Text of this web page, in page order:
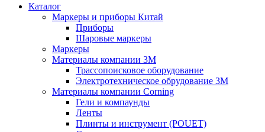
Каталог
Маркеры и приборы Китай
Приборы
Шаровые маркеры
Маркеры
Материалы компании 3М
Трассопоисковое оборудование
Электротехническое обрудование 3М
Материалы компании Corning
Гели и компаунды
Ленты
Плинты и инструмент (POUET)